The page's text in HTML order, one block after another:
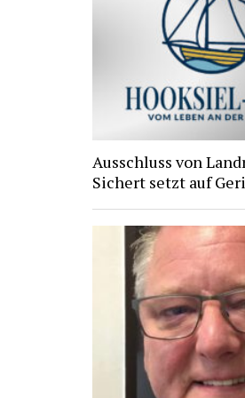
Ausschluss von
Sichert setzt auf